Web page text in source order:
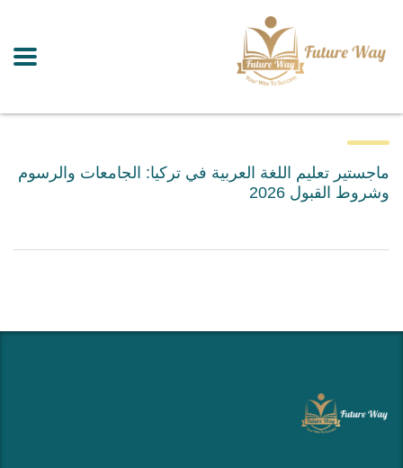
ماجستير تعليم اللغة العربية في تركيا: الجامعات والرسوم
وشروط القبول 2026